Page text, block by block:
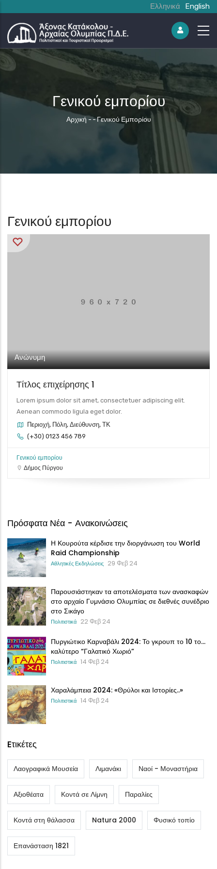
Ελληνικά English
Γενικού εμπορίου
Breadcrumb
Αρχική --Γενικού Εμπορίου
Γενικού εμπορίου
Ανώνυμη
Τίτλος επιχείρησης 1
Lorem ipsum dolor sit amet, consectetuer adipiscing elit.
Aenean commodo ligula eget dolor.
Περιοχή, Πόλη, Διεύθυνση, ΤΚ
(+30) 0123 456 789
Γενικού εμπορίου
Δήμος Πύργου
Πρόσφατα Νέα - Ανακοινώσεις
Η Κουρούτα κέρδισε την διοργάνωση του World
Raid Championship
Αθλητικές Εκδηλώσεις 29 Φεβ 24
Παρουσιάστηκαν τα αποτελέσματα των ανασκαφών
στο αρχαίο Γυμνάσιο Ολυμπίας σε διεθνές συνέδριο
στο Σικάγο
Πολιτιστικά 22 Φεβ 24
Πυργιώτικο Καρναβάλι 2024: Το γκρουπ το 10 το…
καλύτερο “Γαλατικό Χωριό”
Πολιτιστικά 14 Φεβ 24
Χαραλάμπεια 2024: «Θρύλοι και Ιστορίες..»
Πολιτιστικά 14 Φεβ 24
Eτικέτες
Λαογραφικά Μουσεία Λιμανάκι Ναοί - Μοναστήρια
Αξιοθέατα Κοντά σε Λίμνη Παραλίες
Κοντά στη θάλασσα Natura 2000 Φυσικό τοπίο
Επανάσταση 1821